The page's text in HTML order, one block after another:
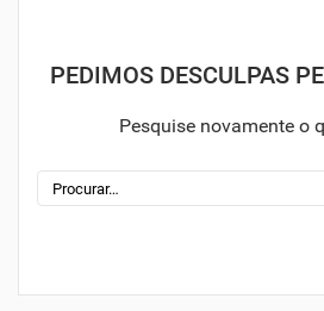
PEDIMOS DESCULPAS
Pesquise novamente o